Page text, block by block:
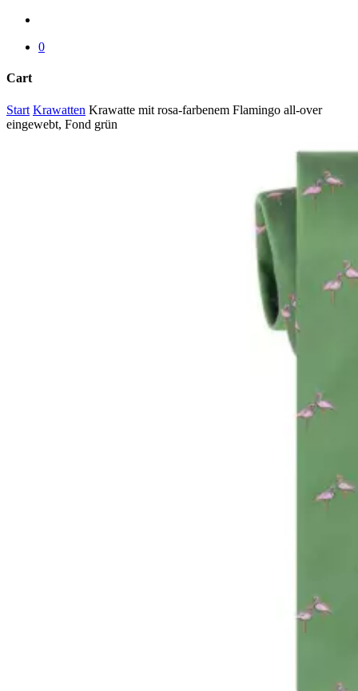
0
Cart
Close
Cart
Start Krawatten Krawatte mit rosa-farbenem Flamingo all-over
eingewebt, Fond grün